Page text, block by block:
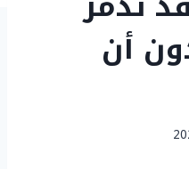
أن